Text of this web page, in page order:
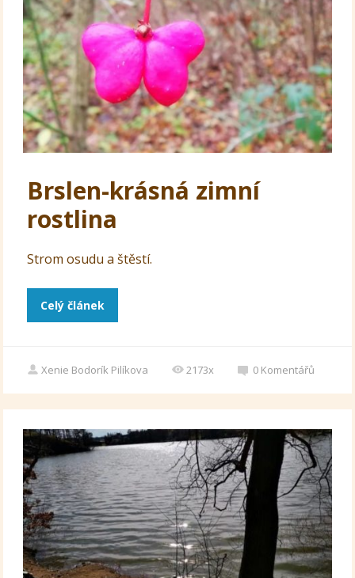
Brslen-krásná zimní
rostlina
Strom osudu a štěstí.
Celý článek
Xenie Bodorík Pilíkova 2173x 0 Komentářů